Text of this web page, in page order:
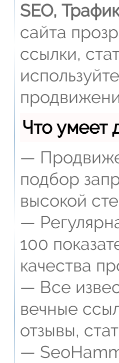
SEO,
сайта
ссылки,
Что умеет
—
подбор
высокой
—
100
качества
— Все
вечные
отзывы,
—